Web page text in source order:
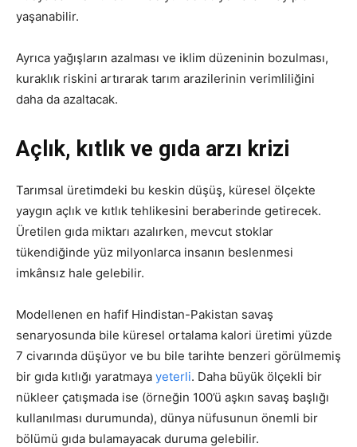
yaşanabilir.
Ayrıca yağışların azalması ve iklim düzeninin bozulması,
kuraklık riskini artırarak tarım arazilerinin verimliliğini
daha da azaltacak.
Açlık, kıtlık ve gıda arzı krizi
Tarımsal üretimdeki bu keskin düşüş, küresel ölçekte
yaygın açlık ve kıtlık tehlikesini beraberinde getirecek.
Üretilen gıda miktarı azalırken, mevcut stoklar
tükendiğinde yüz milyonlarca insanın beslenmesi
imkânsız hale gelebilir.
Modellenen en hafif Hindistan-Pakistan savaş
senaryosunda bile küresel ortalama kalori üretimi yüzde
7 civarında düşüyor ve bu bile tarihte benzeri görülmemiş
bir gıda kıtlığı yaratmaya yeterli. Daha büyük ölçekli bir
nükleer çatışmada ise (örneğin 100’ü aşkın savaş başlığı
kullanılması durumunda), dünya nüfusunun önemli bir
bölümü gıda bulamayacak duruma gelebilir.